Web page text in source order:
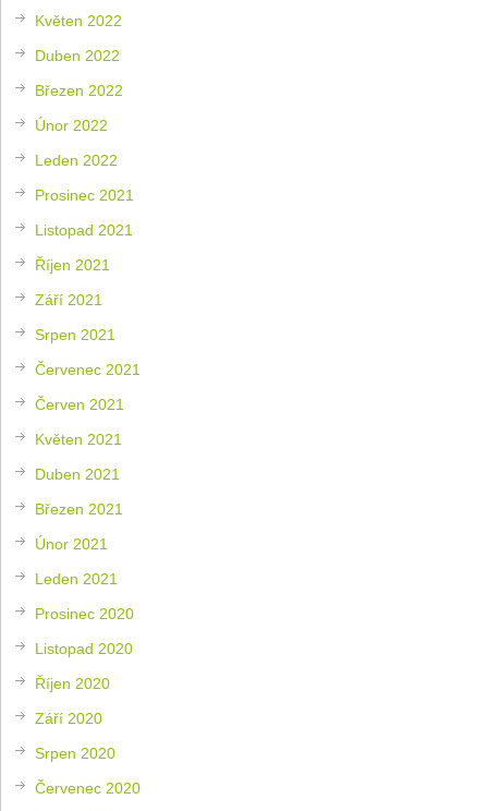
Květen 2022
Duben 2022
Březen 2022
Únor 2022
Leden 2022
Prosinec 2021
Listopad 2021
Říjen 2021
Září 2021
Srpen 2021
Červenec 2021
Červen 2021
Květen 2021
Duben 2021
Březen 2021
Únor 2021
Leden 2021
Prosinec 2020
Listopad 2020
Říjen 2020
Září 2020
Srpen 2020
Červenec 2020